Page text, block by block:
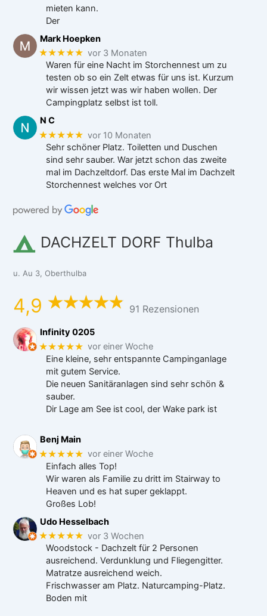
mieten kann.
Der
Mark Hoepken
★★★★★ vor 3 Monaten
Waren für eine Nacht im Storchennest um zu
testen ob so ein Zelt etwas für uns ist. Kurzum
wir wissen jetzt was wir haben wollen. Der
Campingplatz selbst ist toll.
N C
★★★★★ vor 10 Monaten
Sehr schöner Platz. Toiletten und Duschen
sind sehr sauber. War jetzt schon das zweite
mal im Dachzeltdorf. Das erste Mal im Dachzelt
Storchennest welches vor Ort
DACHZELT DORF Thulba
u. Au 3, Oberthulba
4,9 91 Rezensionen
Infinity 0205
★★★★★ vor einer Woche
Eine kleine, sehr entspannte Campinganlage
mit gutem Service.
Die neuen Sanitäranlagen sind sehr schön &
sauber.
Dir Lage am See ist cool, der Wake park ist
Benj Main
★★★★★ vor einer Woche
Einfach alles Top!
Wir waren als Familie zu dritt im Stairway to
Heaven und es hat super geklappt.
Großes Lob!
Udo Hesselbach
★★★★★ vor 3 Wochen
Woodstock - Dachzelt für 2 Personen
ausreichend. Verdunklung und Fliegengitter.
Matratze ausreichend weich.
Frischwasser am Platz. Naturcamping-Platz.
Boden mit